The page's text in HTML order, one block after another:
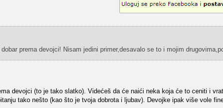
dobar prema devojci! Nisam jedini primer,desavalo se to i mojim
devojci (to je tako slatko). Videćeš da će naići neka koja će to ceniti i
tako nešto (kao što je tvoja dobrota i ljubav). Devojke ipak više vole